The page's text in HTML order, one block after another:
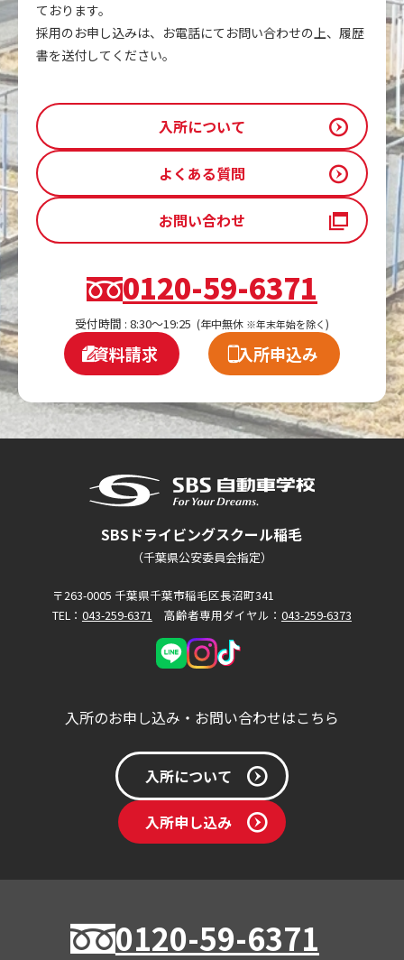
ております。
採用のお申し込みは、お電話にてお問い合わせの上、履歴
書を送付してください。
入所について
よくある質問
お問い合わせ
0120-59-6371
受付時間 : 8:30～19:25 (年中無休 ※年末年始を除く)
資料請求 入所申込み
SBSドライビングスクール稲毛
（千葉県公安委員会指定）
0120-59-6371
〒263-0005 千葉県千葉市稲毛区長沼町341
TEL： 043-259-6371 高齢者専用ダイヤル： 043-259-6373
入所のお申し込み・お問い合わせはこちら
入所について
入所申し込み